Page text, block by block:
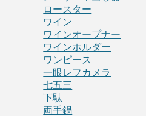
ロースター
ワイン
ワインオープナー
ワインホルダー
ワンピース
一眼レフカメラ
七五三
下駄
両手鍋